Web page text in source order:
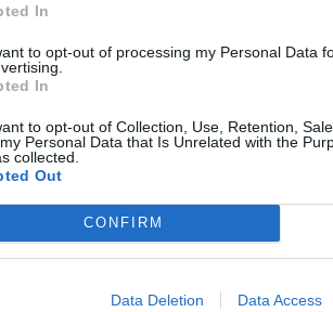
In
to opt-out of processing my Personal Data
In
to opt-out of Collection, Use, Retention,
Personal Data that Is Unrelated with the
collected.
Out
CONFIRM
Data Deletion Data Access